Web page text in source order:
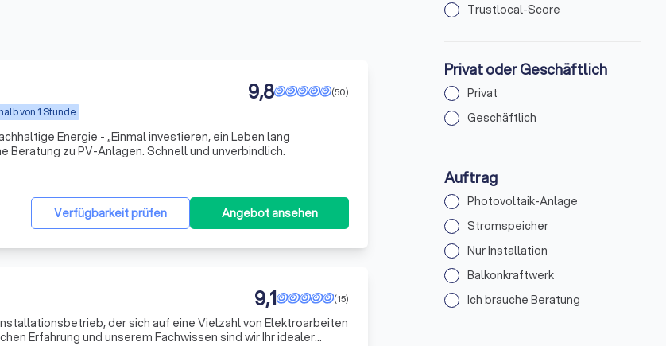
von 1 Stunde
(50)
9,8
Energie - „Einmal investieren, ein Leben lang
Beratung zu PV-Anlagen. Schnell und unverbindlich.
Verfügbarkeit prüfen Angebot ansehen
(15)
9,1
der sich auf eine Vielzahl von Elektroarbeiten
Erfahrung und unserem Fachwissen sind wir Ihr idealer
Trustlocal-Score
Privat oder Geschäftlich
Privat
Geschäftlich
Auftrag
Photovoltaik-Anlage
Stromspeicher
Nur Installation
Balkonkraftwerk
Ich brauche Beratung